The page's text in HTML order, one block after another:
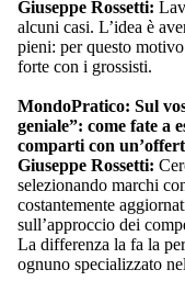
Giuseppe Rossetti:
alcuni casi. L’idea è
pieni: per questo
forte con i grossisti.
MondoPratico: Sul
geniale”: come fate a
comparti con
Giuseppe Rossetti:
selezionando marchi
costantemente
sull’approccio dei
La differenza la fa la
ognuno specializzato